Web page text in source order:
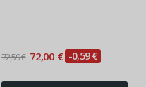
72,59 € 72,00 € -0,59 €